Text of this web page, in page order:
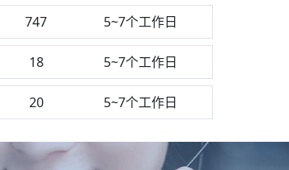
747 5~7个工作日
18 5~7个工作日
20 5~7个工作日